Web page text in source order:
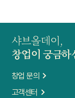
샤브올데이,
창업이 궁금하
창업 문의
고객센터